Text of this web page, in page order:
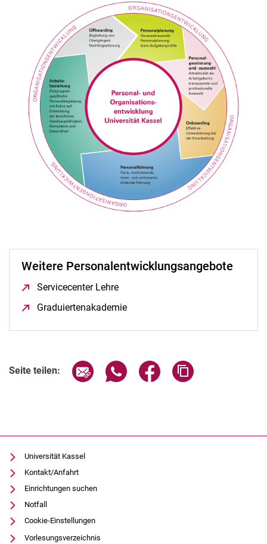
Weitere Personalentwicklungsangebote
Servicecenter Lehre
Graduiertenakademie
Seite teilen: Seite über E-Mail teilen
Seite über WhatsApp teilen
Seite über Facebook
Universität Kassel
Kontakt/Anfahrt
Einrichtungen suchen
Notfall
Cookie-Einstellungen
Vorlesungsverzeichnis